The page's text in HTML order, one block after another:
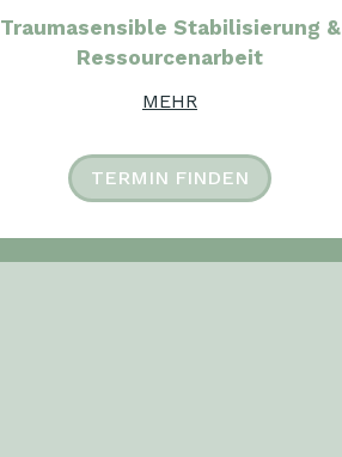
Traumasensible Stabilisierung &
Ressourcenarbeit
MEHR
TERMIN FINDEN